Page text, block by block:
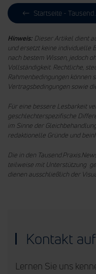
Startseite -
Hinweis: Dieser Artikel dient
und ersetzt keine individuelle
nach bestem Wissen, jedoch
Vollständigkeit. Rechtliche,
Rahmenbedingungen können
Vertragsbedingungen sowie
Für eine bessere Lesbarkeit
geschlechterspezifische
im Sinne der
redaktionelle Gründe und
Die in den
teilweise mit Unterstützung
dienen ausschließlich der
Kontakt
Lernen Sie uns